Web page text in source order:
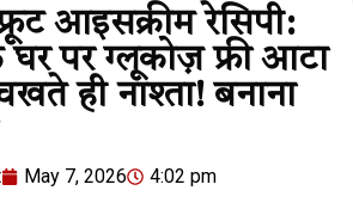
फ्रूट आइसक्रीम रेसिपी:
घर पर ग्लूकोज़ फ्री आटा
ही नाश्ता! बनाना
May 7, 2026 4:02 pm